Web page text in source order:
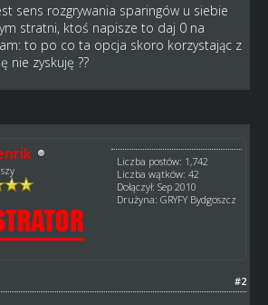
sens rozgrywania sparingów u siebie
stratni, ktoś napisze to daj 0 na
to po co ta opcja skoro korzystając z
nie zyskuję ??
Liczba postów: 1,742
Liczba wątków: 42
Dołączył: Sep 2010
Drużyna: GRYFY Bydgoszcz
#2